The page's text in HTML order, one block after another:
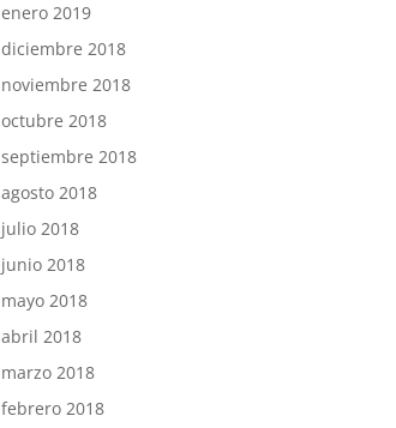
enero 2019
diciembre 2018
noviembre 2018
octubre 2018
septiembre 2018
agosto 2018
julio 2018
junio 2018
mayo 2018
abril 2018
marzo 2018
febrero 2018